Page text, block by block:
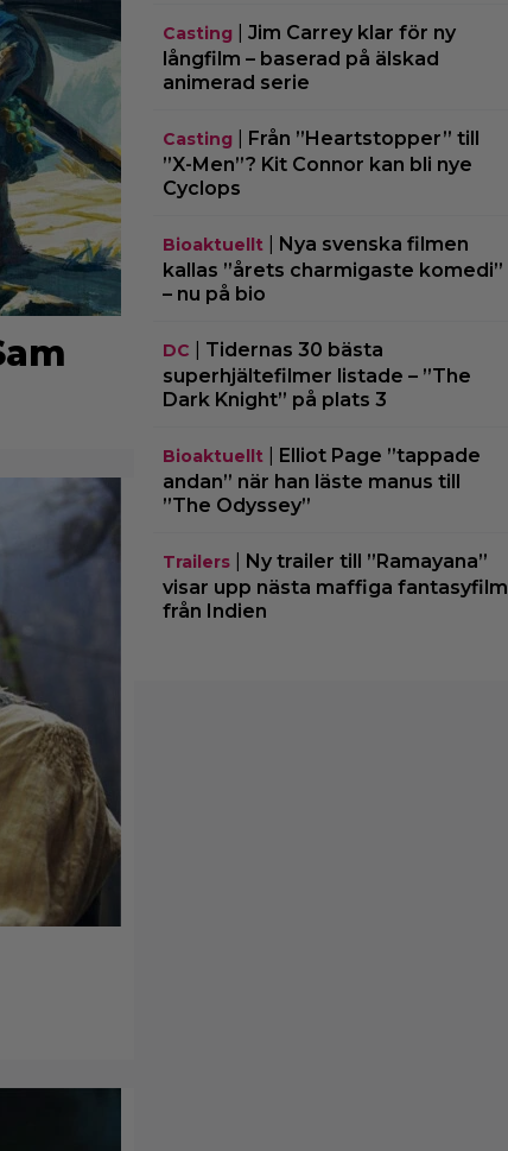
Casting
Jim Carrey klar för ny
långfilm – baserad på älskad
animerad serie
Casting
Från ”Heartstopper” till
”X-Men”? Kit Connor kan bli nye
Cyclops
Bioaktuellt
Nya svenska filmen
kallas ”årets charmigaste komedi”
– nu på bio
DC
Tidernas 30 bästa
superhjältefilmer listade – ”The
Dark Knight” på plats 3
Bioaktuellt
Elliot Page ”tappade
andan” när han läste manus till
”The Odyssey”
Trailers| Ny trailer till ”Ramayana”
visar upp nästa maffiga fantasyfilm
från Indien